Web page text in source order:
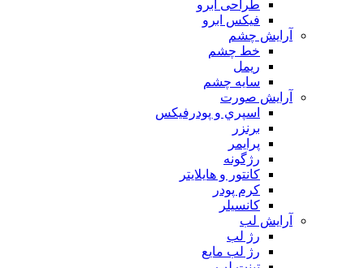
طراحی ابرو
فیکس ابرو
آرايش چشم
خط چشم
ريمل
سايه چشم
آرايش صورت
اسپري و پودرفيكس
برنزر
پرايمر
رژگونه
كانتور و هايلايتر
كرم پودر
كانسيلر
آرايش لب
رژ لب
رژ لب مایع